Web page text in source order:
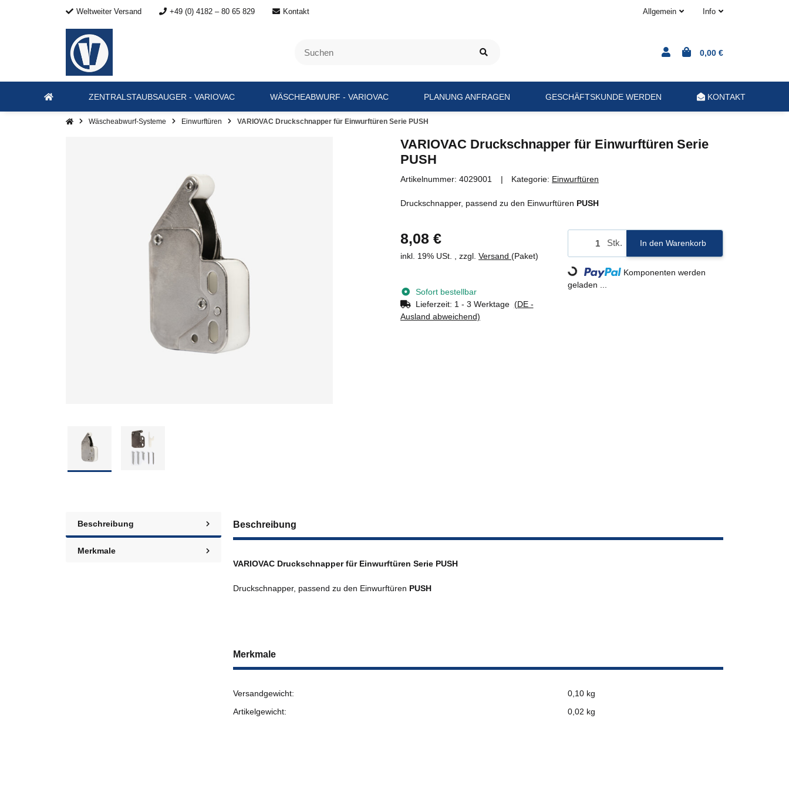
Weltweiter Versand +49 (0) 4182 – 80 65 829 Kontakt Allgemein Info
0,00 €
ZENTRALSTAUBSAUGER - VARIOVAC WÄSCHEABWURF - VARIOVAC PLANUNG ANFRAGEN GESCHÄFTSKUNDE WERDEN KONTAKT
Wäscheabwurf-Systeme Einwurftüren VARIOVAC Druckschnapper für Einwurftüren Serie PUSH
VARIOVAC Druckschnapper für Einwurftüren Serie
PUSH
Artikelnummer: 4029001 Kategorie: Einwurftüren
Druckschnapper, passend zu den Einwurftüren PUSH
8,08 €
inkl. 19% USt. , zzgl. Versand (Paket)
Sofort bestellbar
Lieferzeit: 1 - 3 Werktage (DE -
Ausland abweichend)
Stk. In den Warenkorb
Loading...
Komponenten werden
geladen ...
Beschreibung
Merkmale
Beschreibung
VARIOVAC Druckschnapper für Einwurftüren Serie PUSH
Druckschnapper, passend zu den Einwurftüren PUSH
Merkmale
Versandgewicht:
0,10 kg
Artikelgewicht:
0,02 kg